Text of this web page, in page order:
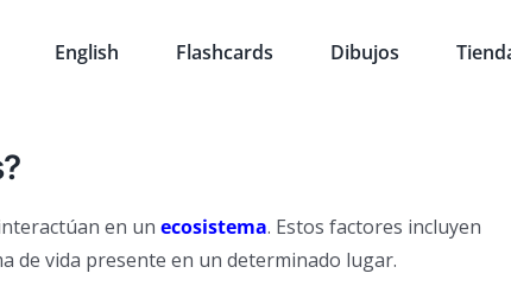
English Flashcards Dibujos
en un ecosistema. Estos factores incluyen
de vida presente en un determinado lugar.